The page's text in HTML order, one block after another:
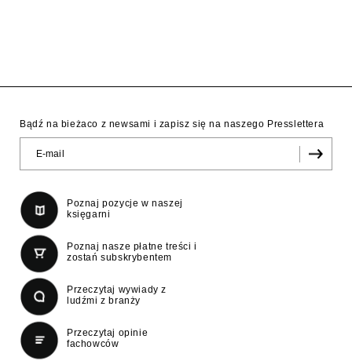
Bądź na bieżaco z newsami i zapisz się na naszego Presslettera
Poznaj pozycje w naszej
księgarni
Poznaj nasze płatne treści i
zostań subskrybentem
Przeczytaj wywiady z
ludźmi z branży
Przeczytaj opinie
fachowców